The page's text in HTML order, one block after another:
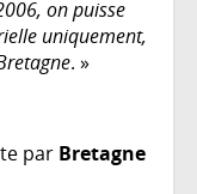
on puisse
uniquement,
. »
par Bretagne